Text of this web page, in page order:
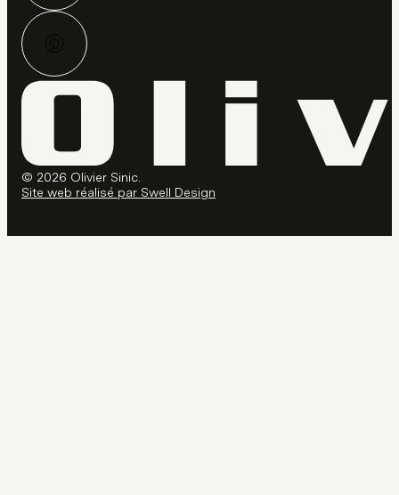
© 2026 Olivier Sinic.
Site web réalisé par Swell Design